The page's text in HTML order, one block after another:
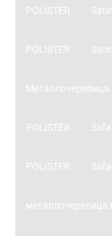
POLISTER
POLISTER
Satin
Satin
Металлочерепица
POLISTER
POLISTER
металлочерепица